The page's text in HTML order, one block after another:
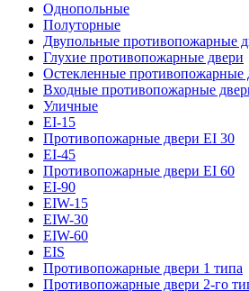
Однопольные
Полуторные
Двупольные противопожарные
Глухие противопожарные двери
Остекленные противопожарные
Входные противопожарные
Уличные
EI-15
Противопожарные двери EI 30
EI-45
Противопожарные двери EI 60
EI-90
EIW-15
EIW-30
EIW-60
EIS
Противопожарные двери 1 типа
Противопожарные двери 2-го